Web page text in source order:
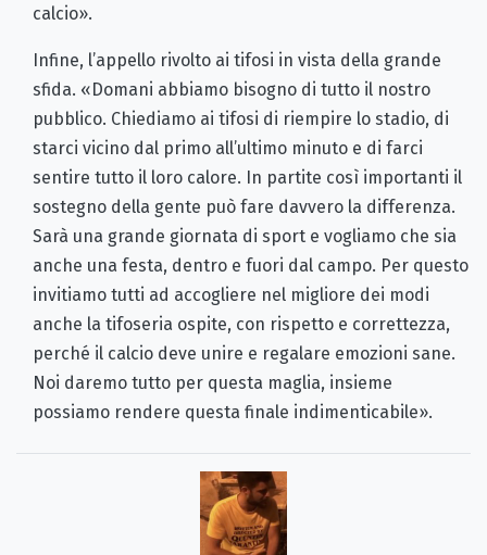
calcio».
Infine, l’appello rivolto ai tifosi in vista della grande
sfida. «Domani abbiamo bisogno di tutto il nostro
pubblico. Chiediamo ai tifosi di riempire lo stadio, di
starci vicino dal primo all’ultimo minuto e di farci
sentire tutto il loro calore. In partite così importanti il
sostegno della gente può fare davvero la differenza.
Sarà una grande giornata di sport e vogliamo che sia
anche una festa, dentro e fuori dal campo. Per questo
invitiamo tutti ad accogliere nel migliore dei modi
anche la tifoseria ospite, con rispetto e correttezza,
perché il calcio deve unire e regalare emozioni sane.
Noi daremo tutto per questa maglia, insieme
possiamo rendere questa finale indimenticabile».